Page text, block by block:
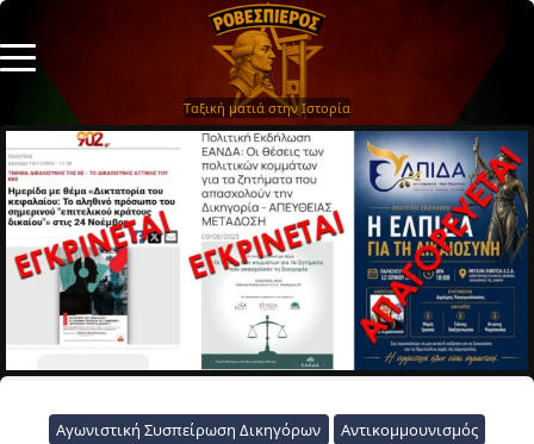
Ταξική ματιά στην Ιστορία
Αγωνιστική Συσπείρωση Δικηγόρων
Αντικομμουνισμός